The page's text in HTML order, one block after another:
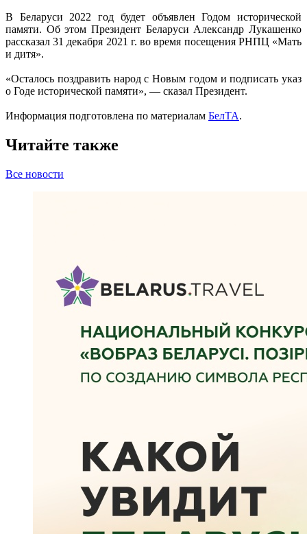
В Беларуси 2022 год будет объявлен Годом исторической
памяти. Об этом Президент Беларуси Александр Лукашенко
рассказал 31 декабря 2021 г. во время посещения РНПЦ «Мать
и дитя».
«Осталось поздравить народ с Новым годом и подписать указ
о Годе исторической памяти», — сказал Президент.
Информация подготовлена по материалам БелТА.
Читайте также
Все новости